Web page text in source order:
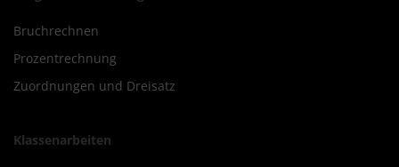
Bruchrechnen
Prozentrechnung
Zuordnungen und Dreisatz
Klassenarbeiten